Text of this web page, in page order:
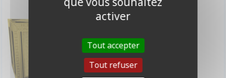
activer
Tout accepter
Tout refuser